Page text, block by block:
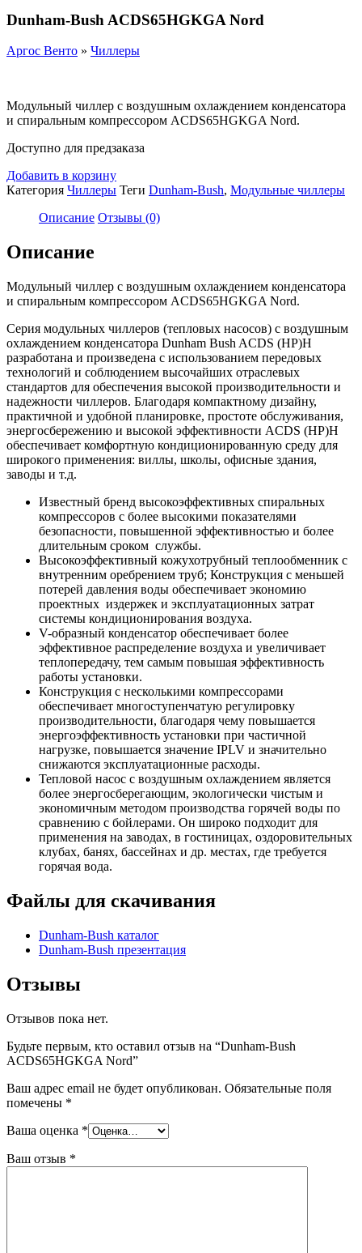
Dunham-Bush ACDS65HGKGA Nord
Аргос Венто » Чиллеры
Модульный чиллер с воздушным охлаждением конденсатора
и спиральным компрессором ACDS65HGKGA Nord.
Доступно для предзаказа
Добавить в корзину
Категория Чиллеры Теги Dunham-Bush, Модульные чиллеры
Описание Отзывы (0)
Описание
Модульный чиллер с воздушным охлаждением конденсатора
и спиральным компрессором ACDS65HGKGA Nord.
Серия модульных чиллеров (тепловых насосов) с воздушным
охлаждением конденсатора Dunham Bush ACDS (HP)H
разработана и произведена с использованием передовых
технологий и соблюдением высочайших отраслевых
стандартов для обеспечения высокой производительности и
надежности чиллеров. Благодаря компактному дизайну,
практичной и удобной планировке, простоте обслуживания,
энергосбережению и высокой эффективности ACDS (HP)H
обеспечивает комфортную кондиционированную среду для
широкого применения: виллы, школы, офисные здания,
заводы и т.д.
Известный бренд высокоэффективных спиральных
компрессоров с более высокими показателями
безопасности, повышенной эффективностью и более
длительным сроком службы.
Высокоэффективный кожухотрубный теплообменник с
внутренним оребрением труб; Конструкция с меньшей
потерей давления воды обеспечивает экономию
проектных издержек и эксплуатационных затрат
системы кондиционирования воздуха.
V-образный конденсатор обеспечивает более
эффективное распределение воздуха и увеличивает
теплопередачу, тем самым повышая эффективность
работы установки.
Конструкция с несколькими компрессорами
обеспечивает многоступенчатую регулировку
производительности, благодаря чему повышается
энергоэффективность установки при частичной
нагрузке, повышается значение IPLV и значительно
снижаются эксплуатационные расходы.
Тепловой насос с воздушным охлаждением является
более энергосберегающим, экологически чистым и
экономичным методом производства горячей воды по
сравнению с бойлерами. Он широко подходит для
применения на заводах, в гостиницах, оздоровительных
клубах, банях, бассейнах и др. местах, где требуется
горячая вода.
Файлы для скачивания
Dunham-Bush каталог
Dunham-Bush презентация
Отзывы
Отзывов пока нет.
Будьте первым, кто оставил отзыв на “Dunham-Bush
ACDS65HGKGA Nord”
Ваш адрес email не будет опубликован. Обязательные поля
помечены *
Ваша оценка *
Ваш отзыв *